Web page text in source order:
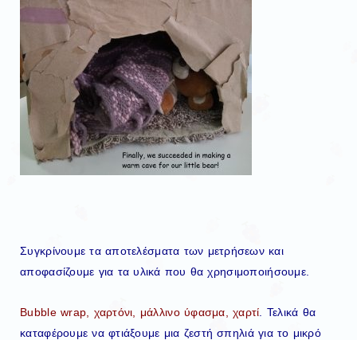
Συγκρίνουμε τα αποτελέσματα των μετρήσεων και
αποφασίζουμε για τα υλικά που θα χρησιμοποιήσουμε.
Bubble wrap, χαρτόνι, μάλλινο ύφασμα, χαρτί. Τελικά θα
καταφέρουμε να φτιάξουμε μια ζεστή σπηλιά για το μικρό